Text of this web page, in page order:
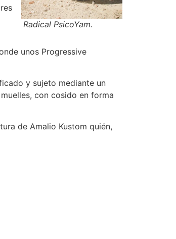
Radical PsicoYam.
unos Progressive
y sujeto mediante un
con cosido en forma
de Amalio Kustom quién,